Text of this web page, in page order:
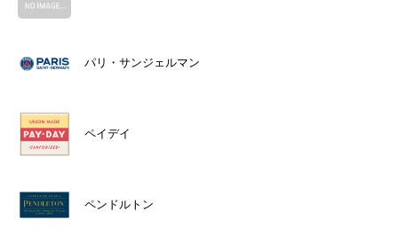
パリ・サンジェルマン
ペイデイ
ペンドルトン